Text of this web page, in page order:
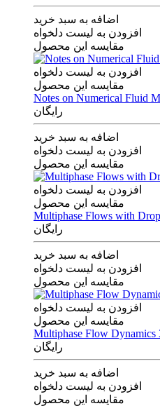
اضافه به سبد خرید
افزودن به لیست دلخواه
مقایسه این محصول
افزودن به لیست دلخواه
مقایسه این محصول
Notes on Numerical Fluid
رایگان
اضافه به سبد خرید
افزودن به لیست دلخواه
مقایسه این محصول
افزودن به لیست دلخواه
مقایسه این محصول
Multiphase Flows with
رایگان
اضافه به سبد خرید
افزودن به لیست دلخواه
مقایسه این محصول
افزودن به لیست دلخواه
مقایسه این محصول
Multiphase Flow Dynamics
رایگان
اضافه به سبد خرید
افزودن به لیست دلخواه
مقایسه این محصول